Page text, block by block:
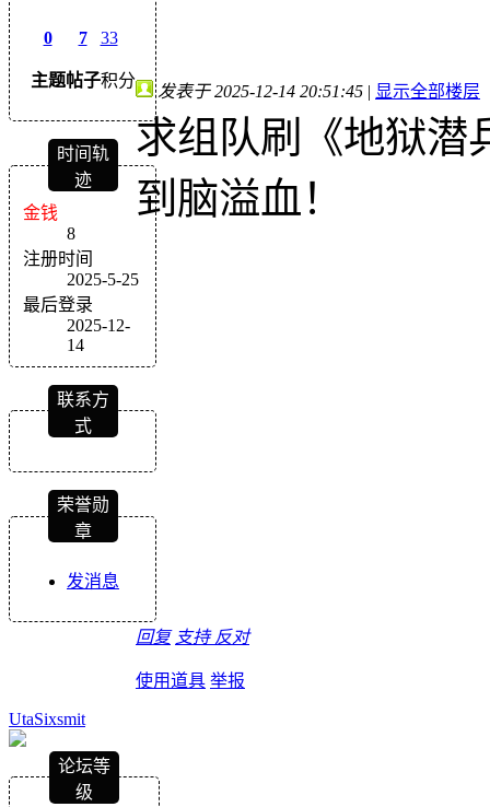
0
主题
7
帖子
33
积分
时间轨
迹
金钱
8
注册时间
2025-5-25
最后登录
2025-12-
14
联系方
式
荣誉勋
章
发消息
发表于 2025-12-14 20:51:45 | 显示全部楼层
求组队刷《地狱潜
到脑溢血！
回复 支持 反对
使用道具 举报
UtaSixsmit
论坛等
级